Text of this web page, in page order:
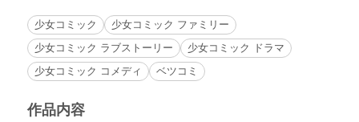
少女コミック
少女コミック ファミリー
少女コミック ラブストーリー
少女コミック ドラマ
少女コミック コメディ
ベツコミ
作品内容